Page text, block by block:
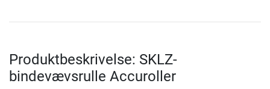
Produktbeskrivelse: SKLZ-
bindevævsrulle Accuroller